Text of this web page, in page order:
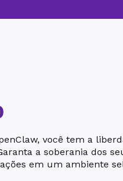
você tem a
a soberania dos
em um ambiente